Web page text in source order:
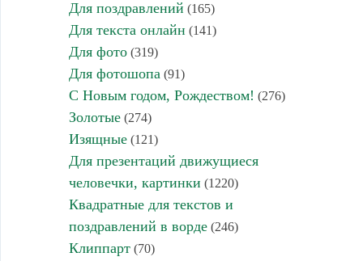
Для поздравлений (165)
Для текста онлайн (141)
Для фото(319)
Для фотошопа (91)
С Новым годом, Рождеством! (276)
Золотые(274)
Изящные(121)
Для презентаций движущиеся
человечки, картинки (1220)
Квадратные для текстов и
поздравлений в ворде(246)
Клиппарт(70)